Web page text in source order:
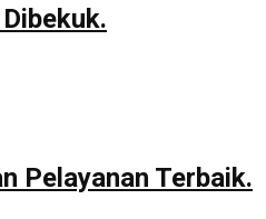
Pelayanan Terbaik.